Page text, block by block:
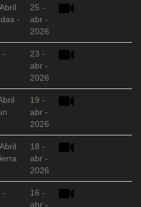
-
25 -
abr -
2026
-
23 -
abr -
2026
19 -
abr -
2026
18 -
abr -
2026
-
16 -
abr -